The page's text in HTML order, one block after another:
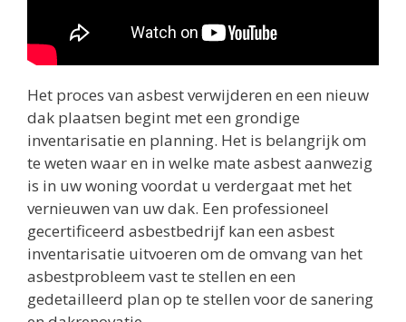
Het proces van asbest verwijderen en een nieuw
dak plaatsen begint met een grondige
inventarisatie en planning. Het is belangrijk om
te weten waar en in welke mate asbest aanwezig
is in uw woning voordat u verdergaat met het
vernieuwen van uw dak. Een professioneel
gecertificeerd asbestbedrijf kan een asbest
inventarisatie uitvoeren om de omvang van het
asbestprobleem vast te stellen en een
gedetailleerd plan op te stellen voor de sanering